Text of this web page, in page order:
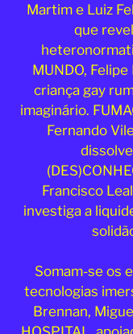
Martim e Luiz
que
MUNDO,
criança gay
imaginário.
Fernando
Francisco
investiga a
Somam-se os
tecnologias
Brennan,